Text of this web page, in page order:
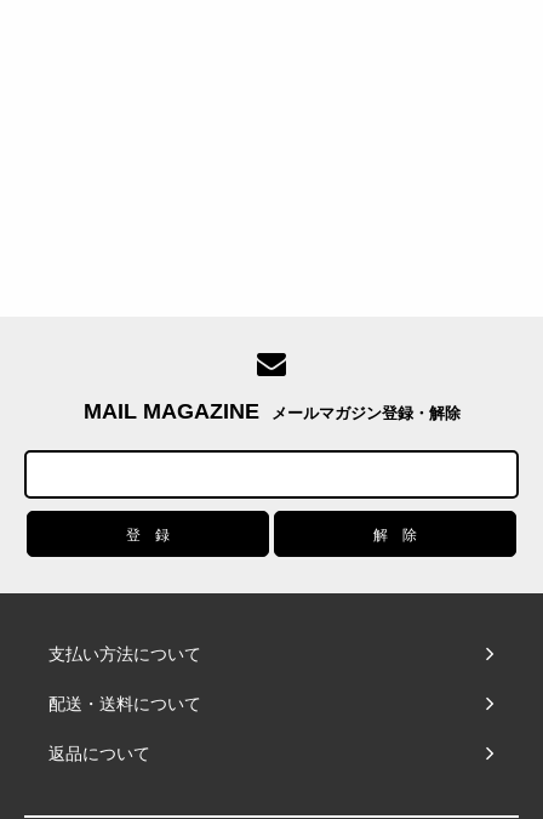
MAIL MAGAZINE メールマガジン登録・解除
支払い方法について
配送・送料について
返品について